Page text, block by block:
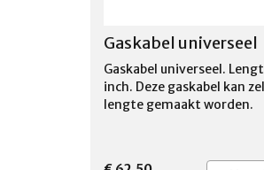
Gaskabel universeel
Gaskabel universeel.
inch. Deze gaskabel kan
lengte gemaakt worden.